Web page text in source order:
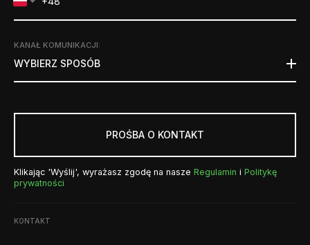
KANAŁ KOMUNIKACJI:
WYBIERZ SPOSÓB
PROŚBA O KONTAKT
Klikając 'Wyślij', wyrażasz zgodę na nasze Regulamin i Politykę
prywatności
KONTAKT